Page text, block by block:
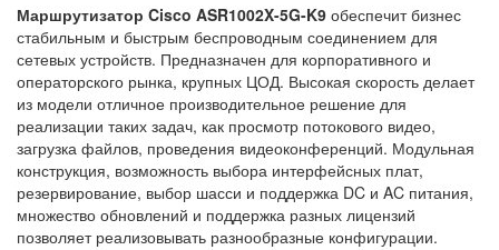
Маршрутизатор Cisco ASR1002X-5G-K9 обеспечит бизнес
стабильным и быстрым беспроводным соединением для
сетевых устройств. Предназначен для корпоративного и
операторского рынка, крупных ЦОД. Высокая скорость делает
из модели отличное производительное решение для
реализации таких задач, как просмотр потокового видео,
загрузка файлов, проведения видеоконференций. Модульная
конструкция, возможность выбора интерфейсных плат,
резервирование, выбор шасси и поддержка DC и AC питания,
множество обновлений и поддержка разных лицензий
позволяет реализовывать разнообразные конфигурации.